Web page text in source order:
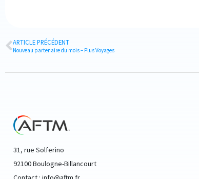
ARTICLE PRÉCÉDENT
Nouveau partenaire du mois – Plus Voyages
31, rue Solferino
92100 Boulogne-Billancourt